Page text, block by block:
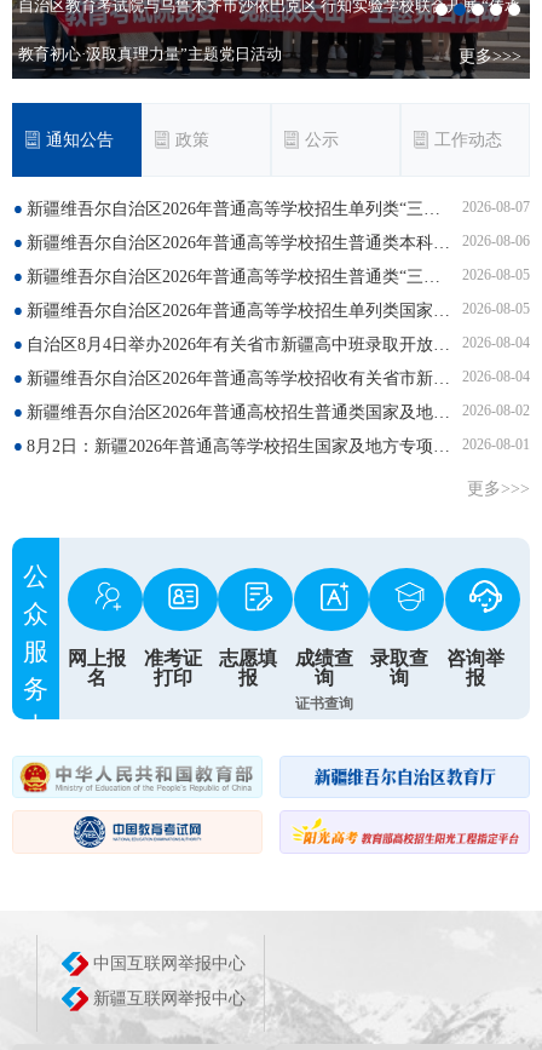
自治区教育考试院与乌鲁木齐市沙依巴克区 行知实验学校联合开展 “传承
教育初心·汲取真理力量”主题党日活动 更多>>>
通知公告 政策 公示 工作动态
2026-08-07
2026-08-06
2026-08-05
2026-08-05
2026-08-04
2026-08-04
2026-08-02
2026-08-01
更多>>>
公
众
服
务
大
厅
网上报
名
准考证
打印
志愿填
报
成绩查
询
证书查询
录取查
询
咨询举
报
中国互联网举报中心
新疆互联网举报中心